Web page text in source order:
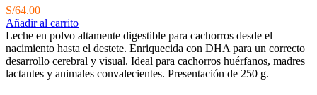
S/64.00
Añadir al carrito
Leche en polvo altamente digestible para cachorros desde el
nacimiento hasta el destete. Enriquecida con DHA para un correcto
desarrollo cerebral y visual. Ideal para cachorros huérfanos, madres
lactantes y animales convalecientes. Presentación de 250 g.